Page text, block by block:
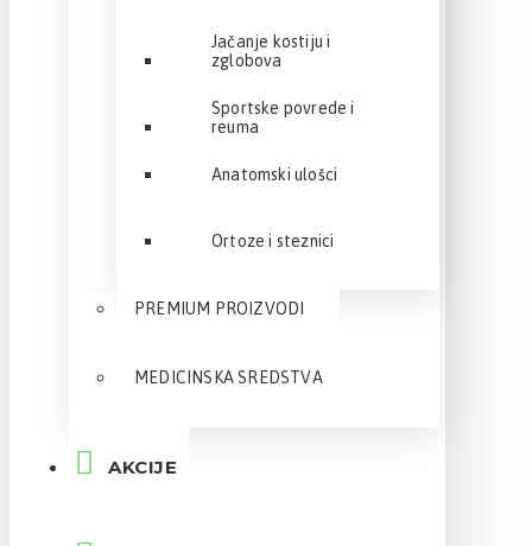
Jačanje kostiju i
zglobova
Sportske povrede i
reuma
Anatomski ulošci
Ortoze i steznici
PREMIUM PROIZVODI
MEDICINSKA SREDSTVA
AKCIJE